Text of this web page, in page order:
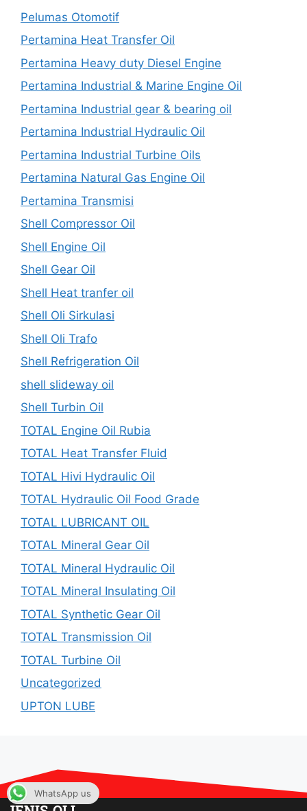
Pelumas Otomotif
Pertamina Heat Transfer Oil
Pertamina Heavy duty Diesel Engine
Pertamina Industrial & Marine Engine Oil
Pertamina Industrial gear & bearing oil
Pertamina Industrial Hydraulic Oil
Pertamina Industrial Turbine Oils
Pertamina Natural Gas Engine Oil
Pertamina Transmisi
Shell Compressor Oil
Shell Engine Oil
Shell Gear Oil
Shell Heat tranfer oil
Shell Oli Sirkulasi
Shell Oli Trafo
Shell Refrigeration Oil
shell slideway oil
Shell Turbin Oil
TOTAL Engine Oil Rubia
TOTAL Heat Transfer Fluid
TOTAL Hivi Hydraulic Oil
TOTAL Hydraulic Oil Food Grade
TOTAL LUBRICANT OIL
TOTAL Mineral Gear Oil
TOTAL Mineral Hydraulic Oil
TOTAL Mineral Insulating Oil
TOTAL Synthetic Gear Oil
TOTAL Transmission Oil
TOTAL Turbine Oil
Uncategorized
UPTON LUBE
WhatsApp us